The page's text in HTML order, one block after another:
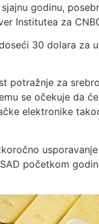
godinu,
Institutea za
30 dolara za
potražnje za
se očekuje da
elektronike
početkom